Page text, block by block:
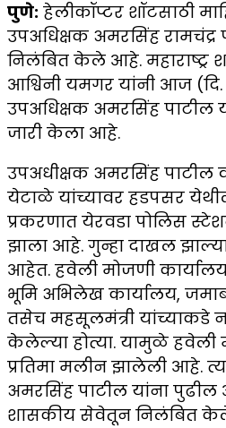
पुणे: हेलीकॉप्टर शॉटसाठी
उपअधिक्षक अमरसिंह रामचंद्र
निलंबित केले आहे. महाराष्ट्र
आश्विनी यमगर यांनी आज
उपअधिक्षक अमरसिंह पाटील
जारी केला आहे.
उपअधीक्षक अमरसिंह
येटाळे यांच्यावर हडपसर
प्रकरणात येरवडा पोलिस
झाला आहे. गुन्हा दाखल
आहेत. हवेली मोजणी
भूमि अभिलेख कार्यालय,
तसेच महसूलमंत्री यांच्याकडे
केलेल्या होत्या. यामुळे हवेली
प्रतिमा मलीन झालेली आहे.
अमरसिंह पाटील यांना पुढील
शासकीय सेवेतून निलंबित